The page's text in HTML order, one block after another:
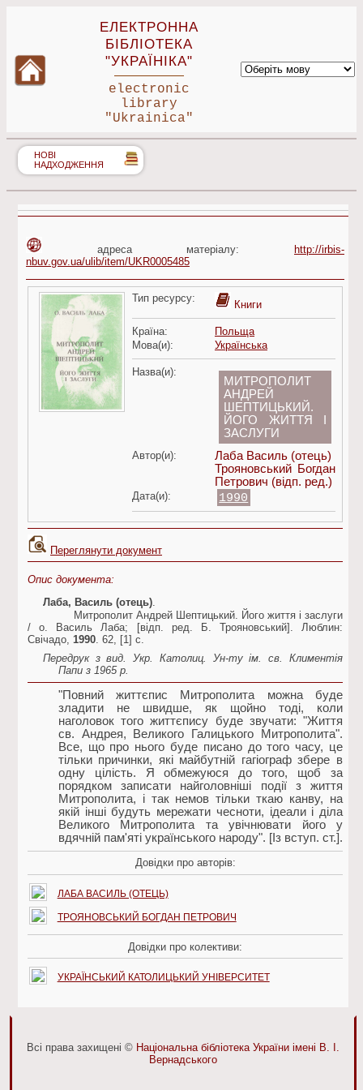
ЕЛЕКТРОННА
БІБЛІОТЕКА
"УКРАЇНІКА"
electronic
library
"Ukrainica"
НОВІ
НАДХОДЖЕННЯ
адреса матеріалу:
http://irbis-
nbuv.gov.ua/ulib/item/UKR0005485
Тип ресурсу:
Книги
Країна:
Польща
Мова(и):
Українська
Назва(и):
МИТРОПОЛИТ
АНДРЕЙ
ШЕПТИЦЬКИЙ.
ЙОГО ЖИТТЯ І
ЗАСЛУГИ
Автор(и):
Лаба Василь (отець)
Трояновський Богдан
Петрович (відп. ред.)
Дата(и): 1990
Переглянути документ
Опис документа:
Лаба, Василь (отець).
Митрополит Андрей Шептицький. Його життя і заслуги
/ о. Василь Лаба; [відп. ред. Б. Трояновський]. Люблин:
Свічадо, 1990. 62, [1] c.
Передрук з вид. Укр. Католиц. Ун-ту ім. св. Климентія
Папи з 1965 р.
"Повний життєпис Митрополита можна буде
зладити не швидше, як щойно тоді, коли
наголовок того життєпису буде звучати: "Життя
св. Андрея, Великого Галицького Митрополита".
Все, що про нього буде писано до того часу, це
тільки причинки, які майбутній гагіограф збере в
одну цілість. Я обмежуюся до того, щоб за
порядком записати найголовніші події з життя
Митрополита, і так немов тільки ткаю канву, на
якій інші будуть мережати чесноти, ідеали і діла
Великого Митрополита та увічнювати його у
вдячній пам'яті українського народу". [Із вступ. ст.].
Довідки про авторів:
ЛАБА ВАСИЛЬ (ОТЕЦЬ)
ТРОЯНОВСЬКИЙ БОГДАН ПЕТРОВИЧ
Довідки про колективи:
УКРАЇНСЬКИЙ КАТОЛИЦЬКИЙ УНІВЕРСИТЕТ
Всі права захищені © Національна бібліотека України імені В. І.
Вернадського